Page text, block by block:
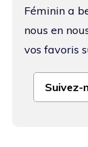
Féminin a
nous en
vos favoris
Suivez-